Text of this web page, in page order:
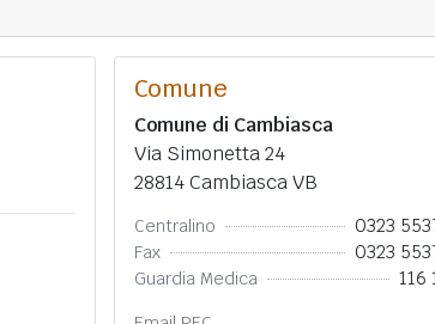
Comune
Comune di Cambiasca
Via Simonetta 24
28814 Cambiasca VB
Centralino 0323
Fax 0323
Guardia Medica 116